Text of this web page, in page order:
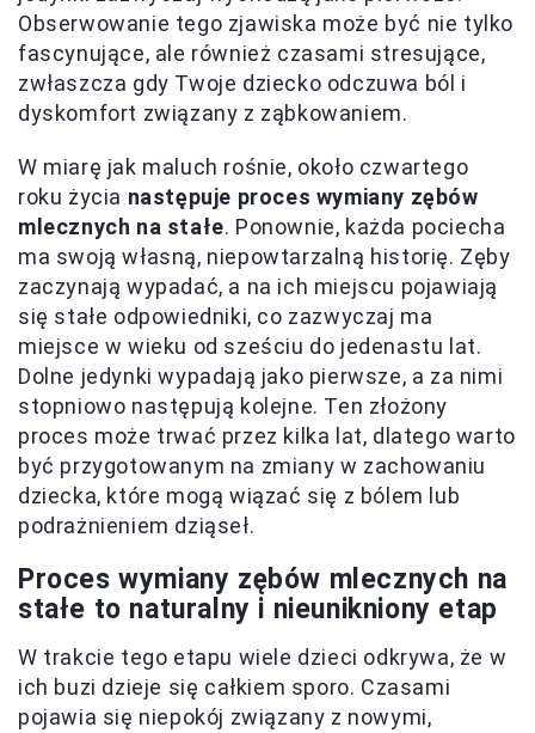
Obserwowanie tego zjawiska może być nie tylko
fascynujące, ale również czasami stresujące,
zwłaszcza gdy Twoje dziecko odczuwa ból i
dyskomfort związany z ząbkowaniem.
W miarę jak maluch rośnie, około czwartego
roku życia następuje proces wymiany zębów
mlecznych na stałe. Ponownie, każda pociecha
ma swoją własną, niepowtarzalną historię. Zęby
zaczynają wypadać, a na ich miejscu pojawiają
się stałe odpowiedniki, co zazwyczaj ma
miejsce w wieku od sześciu do jedenastu lat.
Dolne jedynki wypadają jako pierwsze, a za nimi
stopniowo następują kolejne. Ten złożony
proces może trwać przez kilka lat, dlatego warto
być przygotowanym na zmiany w zachowaniu
dziecka, które mogą wiązać się z bólem lub
podrażnieniem dziąseł.
Proces wymiany zębów mlecznych na
stałe to naturalny i nieunikniony etap
W trakcie tego etapu wiele dzieci odkrywa, że w
ich buzi dzieje się całkiem sporo. Czasami
pojawia się niepokój związany z nowymi,